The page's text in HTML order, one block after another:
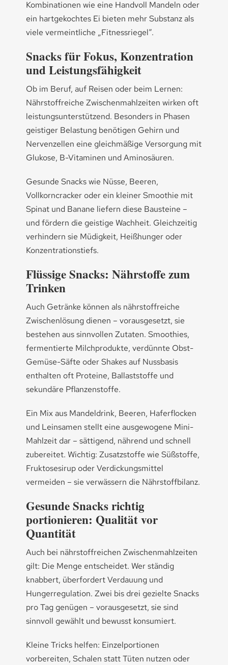
Kombinationen wie eine Handvoll Mandeln oder
ein hartgekochtes Ei bieten mehr Substanz als
viele vermeintliche „Fitnessriegel“.
Snacks für Fokus, Konzentration
und Leistungsfähigkeit
Ob im Beruf, auf Reisen oder beim Lernen:
Nährstoffreiche Zwischenmahlzeiten wirken oft
leistungsunterstützend. Besonders in Phasen
geistiger Belastung benötigen Gehirn und
Nervenzellen eine gleichmäßige Versorgung mit
Glukose, B-Vitaminen und Aminosäuren.
Gesunde Snacks wie Nüsse, Beeren,
Vollkorncracker oder ein kleiner Smoothie mit
Spinat und Banane liefern diese Bausteine –
und fördern die geistige Wachheit. Gleichzeitig
verhindern sie Müdigkeit, Heißhunger oder
Konzentrationstiefs.
Flüssige Snacks: Nährstoffe zum
Trinken
Auch Getränke können als nährstoffreiche
Zwischenlösung dienen – vorausgesetzt, sie
bestehen aus sinnvollen Zutaten. Smoothies,
fermentierte Milchprodukte, verdünnte Obst-
Gemüse-Säfte oder Shakes auf Nussbasis
enthalten oft Proteine, Ballaststoffe und
sekundäre Pflanzenstoffe.
Ein Mix aus Mandeldrink, Beeren, Haferflocken
und Leinsamen stellt eine ausgewogene Mini-
Mahlzeit dar – sättigend, nährend und schnell
zubereitet. Wichtig: Zusatzstoffe wie Süßstoffe,
Fruktosesirup oder Verdickungsmittel
vermeiden – sie verwässern die Nährstoffbilanz.
Gesunde Snacks richtig
portionieren: Qualität vor
Quantität
Auch bei nährstoffreichen Zwischenmahlzeiten
gilt: Die Menge entscheidet. Wer ständig
knabbert, überfordert Verdauung und
Hungerregulation. Zwei bis drei gezielte Snacks
pro Tag genügen – vorausgesetzt, sie sind
sinnvoll gewählt und bewusst konsumiert.
Kleine Tricks helfen: Einzelportionen
vorbereiten, Schalen statt Tüten nutzen oder